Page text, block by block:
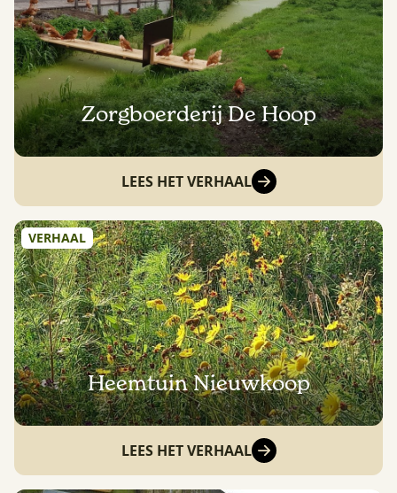
Zorgboerderij De Hoop
LEES HET VERHAAL
VERHAAL
Heemtuin Nieuwkoop
LEES HET VERHAAL